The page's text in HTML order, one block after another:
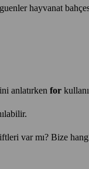
hayvanat
anlatırken for
var mı? Bize